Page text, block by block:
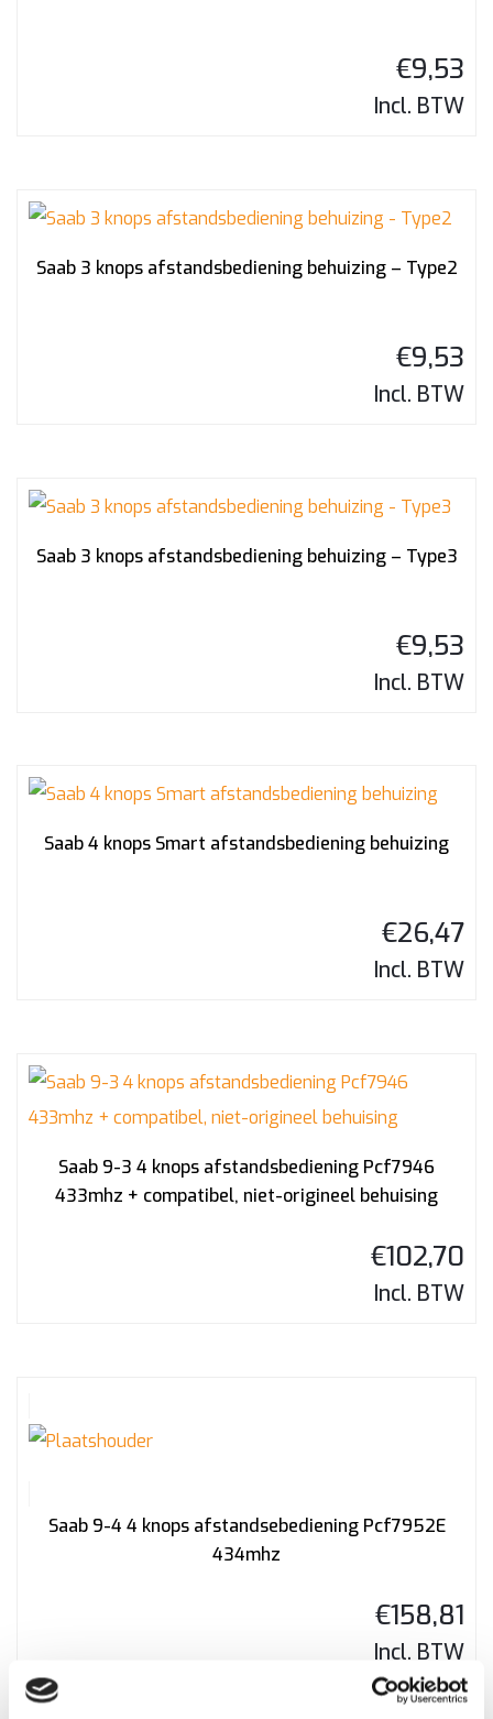
€9,53
Incl. BTW
Saab 3 knops afstandsbediening behuizing – Type2
€9,53
Incl. BTW
Saab 3 knops afstandsbediening behuizing – Type3
€9,53
Incl. BTW
Saab 4 knops Smart afstandsbediening behuizing
€26,47
Incl. BTW
Saab 9-3 4 knops afstandsbediening Pcf7946
433mhz + compatibel, niet-origineel behuising
€102,70
Incl. BTW
Saab 9-4 4 knops afstandsebediening Pcf7952E
434mhz
€158,81
Incl. BTW